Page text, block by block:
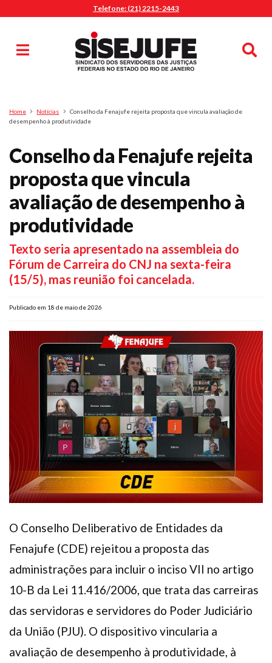
Telefone: (21) 2215-2443
Pesquisa
Home Notícias
Conselho da Fenajufe rejeita proposta que vincula avaliação de
desempenho à produtividade
Conselho da Fenajufe rejeita
proposta que vincula
avaliação de desempenho à
produtividade
Texto seria apresentado na assembleia do
Fórum de Carreira do CNJ na sexta-feira
(15/5), mas reunião foi cancelada.
Publicado em 18 de maio de 2026
O Conselho Deliberativo de Entidades da
Fenajufe (CDE) rejeitou a proposta das
administrações para incluir o inciso VII no artigo
10-B da Lei 11.416/2006, que trata das carreiras
das servidoras e servidores do Poder Judiciário
da União (PJU). O dispositivo vincularia a
avaliação de desempenho à produtividade, à
MENU
Sindicalize-se
Jurídico
O Sindicato
Agenda
Casa do Alto
Sede Campestre
Nossos Convênios
Gympass Wellhub
Seguro Auto
Plano de Saúde
Assistência Funeral
FacebookInstagramTwitter Youtube TikTok Whatsapp